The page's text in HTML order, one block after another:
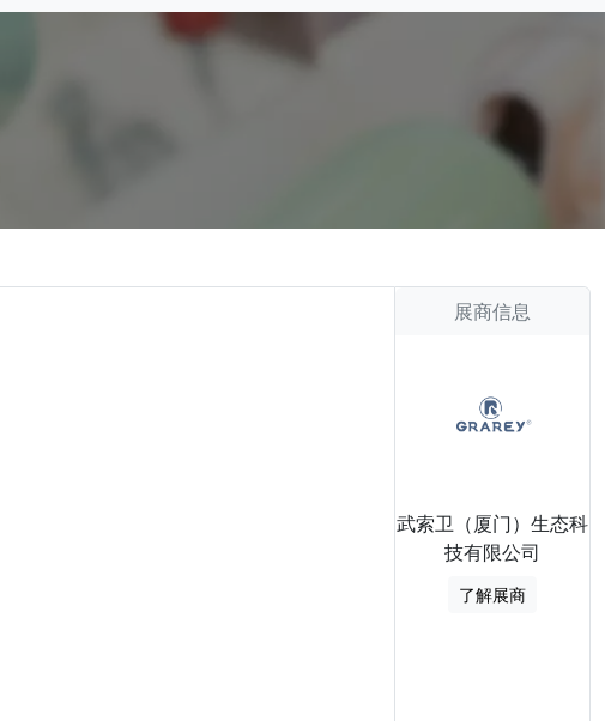
展商信息
武索卫（厦门）生态科
技有限公司
了解展商